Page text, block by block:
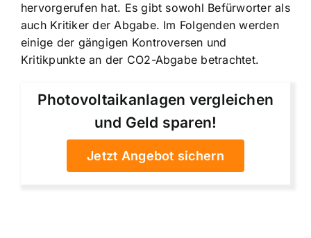
hervorgerufen hat. Es gibt sowohl Befürworter als
auch Kritiker der Abgabe. Im Folgenden werden
einige der gängigen Kontroversen und
Kritikpunkte an der CO2-Abgabe betrachtet.
Photovoltaikanlagen vergleichen
und Geld sparen!
Jetzt Angebot sichern